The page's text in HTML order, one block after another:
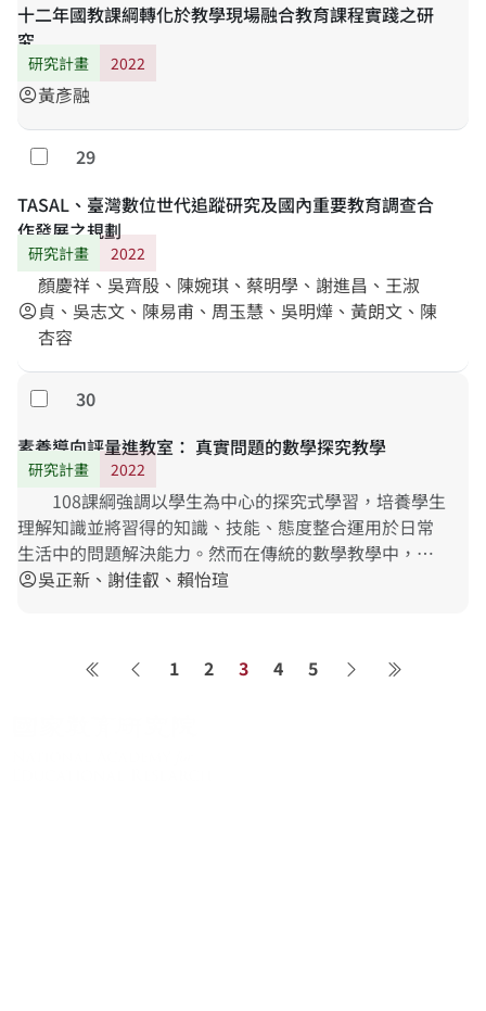
十二年國教課綱轉化於教學現場融合教育課程實踐之研
究
研究計畫 2022
account_circle黃彥融
勾選
29
TASAL、臺灣數位世代追蹤研究及國內重要教育調查合
作發展之規劃
研究計畫 2022
account_circle
顏慶祥、吳齊殷、陳婉琪、蔡明學、謝進昌、王淑
貞、吳志文、陳易甫、周玉慧、吳明燁、黃朗文、陳
杏容
勾選
30
素養導向評量進教室： 真實問題的數學探究教學
研究計畫 2022
108課綱強調以學生為中心的探究式學習，培養學生
理解知識並將習得的知識、技能、態度整合運用於日常
生活中的問題解決能力。然而在傳統的數學教學中，多
數都是以講述式的方式進行，學生缺乏主動思考的過
為原則設計的素養導向評量為材料出發，結合ADDIE教
學設計方式發展一套教學模組，並根據此教學模組完成9
account_circle吳正新、謝佳叡、賴怡瑄
第一頁上一頁
1 2 3 4 5 下一頁最後一頁